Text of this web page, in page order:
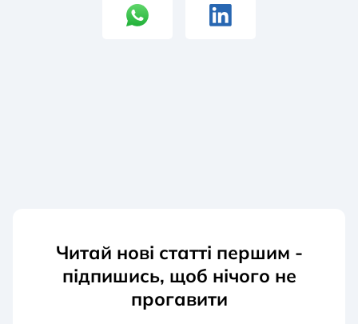
Читай нові статті першим -
підпишись, щоб нічого не
прогавити